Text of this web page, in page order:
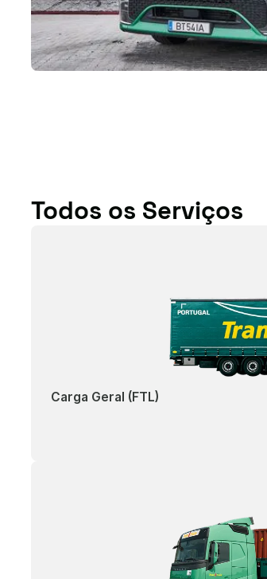
Todos os Serviços
Carga Geral (FTL)